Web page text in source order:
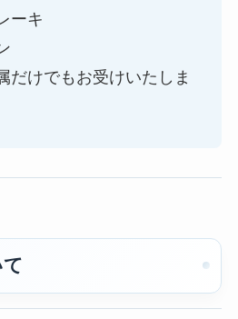
ーキ
だけでもお受けいたしま